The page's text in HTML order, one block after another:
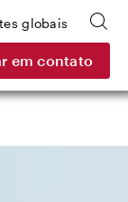
em contato
globais